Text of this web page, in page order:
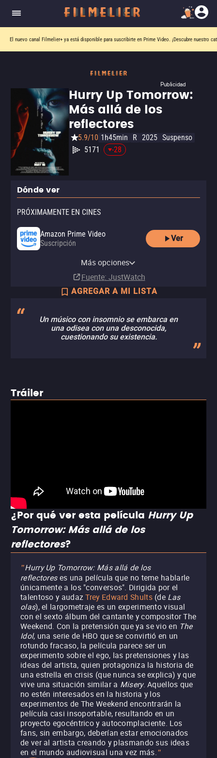
El nuevo canal Filmelier+ ya está disponible para suscribirte en Prime Video. ¡Descubre nuestro
Publicidad
Hurry Up Tomorrow:
Más allá de los
reflectores
5.9/10 1h45min R 2025 Suspenso
5171
-28
Dónde ver
PRÓXIMAMENTE EN CINES
Amazon Prime Video
Suscripción
Ver
Amazon Video
Apple TV Store
Claro video
Más opciones
Fuente: JustWatch
AGREGAR A MI LISTA
Un músico con insomnio se embarca en
una odisea con una desconocida,
cuestionando su existencia.
Tráiler
¿Por qué ver esta película Hurry Up
Tomorrow: Más allá de los
reflectores?
"Hurry Up Tomorrow: Más allá de los
reflectoreses una película que no teme hablarle
únicamente a los "conversos". Dirigida por el
talentoso y audazTrey Edward Shults(de Las
olas), el largometraje es un experimento visual
con el sexto álbum del cantante y compositor The
Weekend. Con la pretensión que ya se vio en The
Idol, una serie de HBO que se convirtió en un
rotundo fracaso, la película parece ser un
experimento sobre el ego, las pretensiones y las
ideas del artista, quien protagoniza la historia de
una estrella en crisis (que nunca se explica) y que
vive una situación similar a Misery. Aquellos que
no estén interesados en la historia y los
experimentos de The Weekend encontrarán la
película casi insoportable, resultando en un
proyecto egocéntrico y autocomplaciente. Los
fans, sin embargo, deberían estar emocionados
de ver al artista creando y plasmando sus ideas
en el mundo audiovisual una vez más."